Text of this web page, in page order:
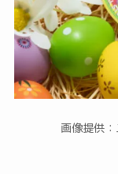
画像提供